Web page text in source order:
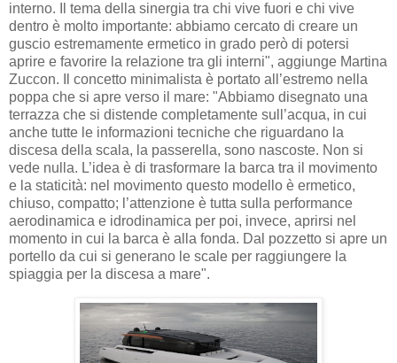
interno. Il tema della sinergia tra chi vive fuori e chi vive
dentro è molto importante: abbiamo cercato di creare un
guscio estremamente ermetico in grado però di potersi
aprire e favorire la relazione tra gli interni", aggiunge Martina
Zuccon. Il concetto minimalista è portato all’estremo nella
poppa che si apre verso il mare: "Abbiamo disegnato una
terrazza che si distende completamente sull’acqua, in cui
anche tutte le informazioni tecniche che riguardano la
discesa della scala, la passerella, sono nascoste. Non si
vede nulla. L’idea è di trasformare la barca tra il movimento
e la staticità: nel movimento questo modello è ermetico,
chiuso, compatto; l’attenzione è tutta sulla performance
aerodinamica e idrodinamica per poi, invece, aprirsi nel
momento in cui la barca è alla fonda. Dal pozzetto si apre un
portello da cui si generano le scale per raggiungere la
spiaggia per la discesa a mare".